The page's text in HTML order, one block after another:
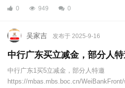
0 949 0
吴家吉 发布于 2025-9-16
中行广东买立减金，部分人
中行广东1买5立减金，部分人特邀
https://mbas.mbs.boc.cn/